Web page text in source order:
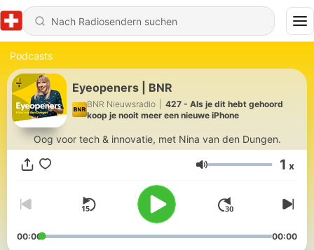
Podcasts
Eyeopeners | BNR
BNR Nieuwsradio
427 - Als je dit hebt gehoord
koop je nooit meer een nieuwe iPhone
Oog voor tech & innovatie, met Nina van den Dungen.
Lautstärke 1 x
00:00 00:00